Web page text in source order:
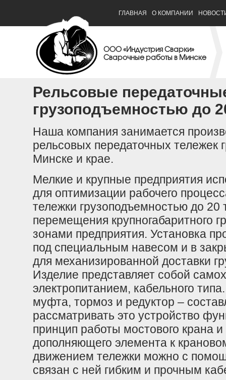
ГЛАВНАЯ О КОМПАНИИ
ООО «Индустрия Сварки»
Сварочные работы в Минске
Рельсовые
грузоподъемностью до
Наша компания занимается
рельсовых передаточных тележек
Минске и крае.
Мелкие и крупные предприятия
для оптимизации рабочего
тележки грузоподъемностью до
перемещения крупногабаритного
зонами предприятия. Установка
под специальным навесом и в
для механизированной доставки
Изделие представляет собой
электропитанием, кабельного
муфта, тормоз и редуктор –
рассматривать это устройство
принцип работы мостового крана
дополняющего элемента к
движением тележки можно с
связан с ней гибким и прочным